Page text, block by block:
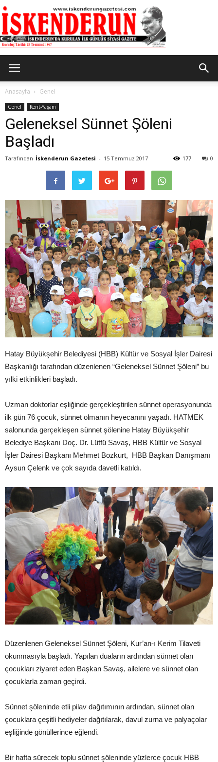
Gazetesi
Anasayfa Genel
Genel Kent-Yaşam
Geleneksel Sünnet Şöleni
Başladı
Tarafından İskenderun Gazetesi - 15 Temmuz 2017 0
177
Hatay Büyükşehir Belediyesi (HBB) Kültür ve Sosyal İşler Dairesi
Başkanlığı tarafından düzenlenen “Geleneksel Sünnet Şöleni” bu
yılki etkinlikleri başladı.
Uzman doktorlar eşliğinde gerçekleştirilen sünnet operasyonunda
ilk gün 76 çocuk, sünnet olmanın heyecanını yaşadı. HATMEK
salonunda gerçekleşen sünnet şölenine Hatay Büyükşehir
Belediye Başkanı Doç. Dr. Lütfü Savaş, HBB Kültür ve Sosyal
İşler Dairesi Başkanı Mehmet Bozkurt, HBB Başkan Danışmanı
Aysun Çelenk ve çok sayıda davetli katıldı.
Düzenlenen Geleneksel Sünnet Şöleni, Kur’an-ı Kerim Tilaveti
okunmasıyla başladı. Yapılan duaların ardından sünnet olan
çocukları ziyaret eden Başkan Savaş, ailelere ve sünnet olan
çocuklarla zaman geçirdi.
Sünnet şöleninde etli pilav dağıtımının ardından, sünnet olan
çocuklara çeşitli hediyeler dağıtılarak, davul zurna ve palyaçolar
eşliğinde gönüllerince eğlendi.
Bir hafta sürecek toplu sünnet şöleninde yüzlerce çocuk HBB